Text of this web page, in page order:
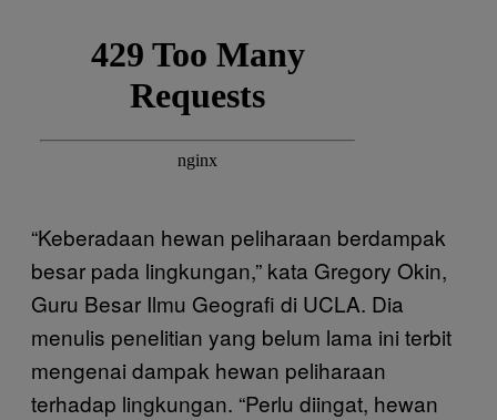
“Keberadaan hewan peliharaan berdampak
besar pada lingkungan,” kata Gregory Okin,
Guru Besar Ilmu Geografi di UCLA. Dia
menulis penelitian yang belum lama ini terbit
mengenai dampak hewan peliharaan
terhadap lingkungan. “Perlu diingat, hewan